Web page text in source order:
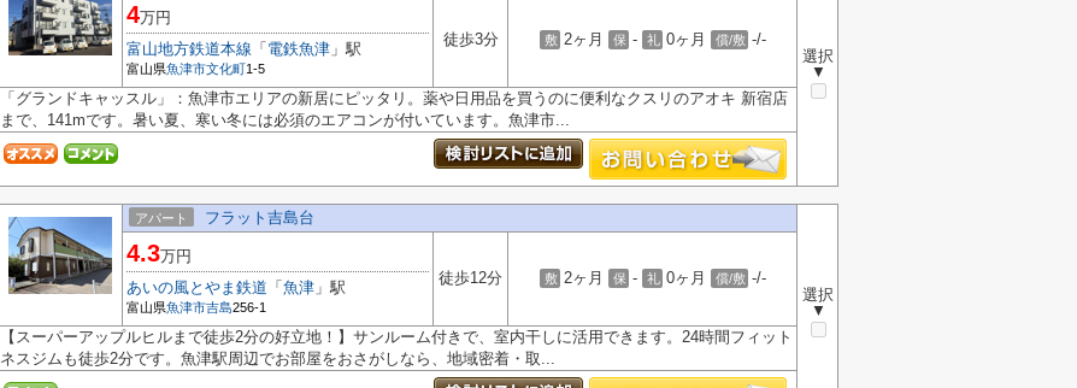
選択
▼
4万円
富山地方鉄道本線 「 電鉄魚津 」駅
富山県魚津市文化町1-5
徒歩3分 敷 2ヶ月 保 - 礼 0ヶ月 償/敷 -/-
「グランドキャッスル」：魚津市エリアの新居にピッタリ。薬や日用品を買うのに便利なクスリのアオキ 新宿店
まで、141mです。暑い夏、寒い冬には必須のエアコンが付いています。魚津市...
アパート フラット吉島台
選択
▼
4.3万円
あいの風とやま鉄道 「 魚津 」駅
富山県魚津市吉島256-1
徒歩12分 敷 2ヶ月 保 - 礼 0ヶ月 償/敷 -/-
【スーパーアップルヒルまで徒歩2分の好立地！】サンルーム付きで、室内干しに活用できます。24時間フィット
ネスジムも徒歩2分です。魚津駅周辺でお部屋をおさがしなら、地域密着・取...